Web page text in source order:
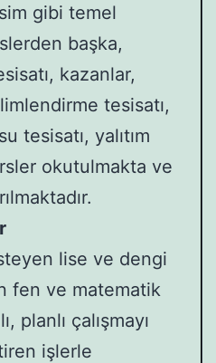
gibi temel
başka,
kazanlar,
tesisatı,
tesisatı, yalıtım
okutulmakta ve
lise ve dengi
fen ve matematik
planlı çalışmayı
işlerle